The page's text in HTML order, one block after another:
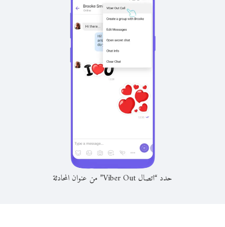
حدد “اتصال Viber Out” من عنوان المحادثة